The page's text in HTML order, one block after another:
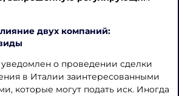
двух компаний:
о проведении сделки
в Италии заинтересованными
которые могут подать иск. Иногда